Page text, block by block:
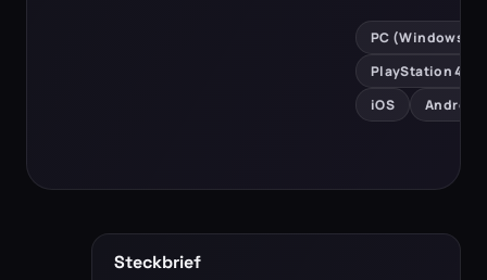
PC (Windows
PlayStation 4
iOS
Android
Steckbrief